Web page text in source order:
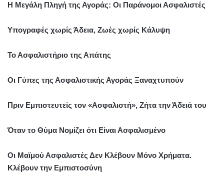
Η Μεγάλη Πληγή της Αγοράς: Οι Παράνομοι Ασφαλιστές
Υπογραφές χωρίς Άδεια, Ζωές χωρίς Κάλυψη
Το Ασφαλιστήριο της Απάτης
Οι Γύπες της Ασφαλιστικής Αγοράς Ξαναχτυπούν
Πριν Εμπιστευτείς τον «Ασφαλιστή», Ζήτα την Άδειά του
Όταν το Θύμα Νομίζει ότι Είναι Ασφαλισμένο
Οι Μαϊμού Ασφαλιστές Δεν Κλέβουν Μόνο Χρήματα.
Κλέβουν την Εμπιστοσύνη